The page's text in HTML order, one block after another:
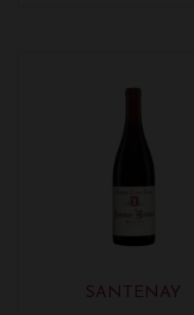
SANTENAY